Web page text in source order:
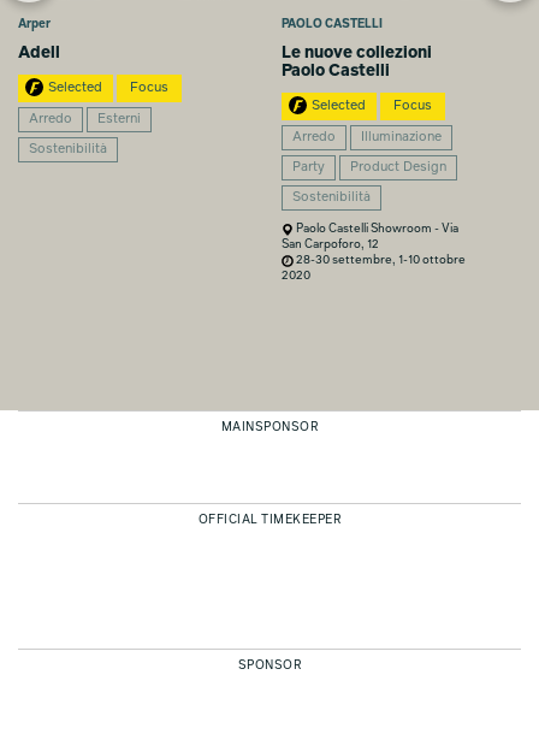
Arper
Adell
Selected Focus
Arredo Esterni
Sostenibilità
PAOLO CASTELLI
Le nuove collezioni
Paolo Castelli
Selected Focus
Arredo Illuminazione
Party Product Design
Sostenibilità
Paolo Castelli Showroom - Via
San Carpoforo, 12
28-30 settembre, 1-10 ottobre
2020
MAINSPONSOR
OFFICIAL TIMEKEEPER
SPONSOR